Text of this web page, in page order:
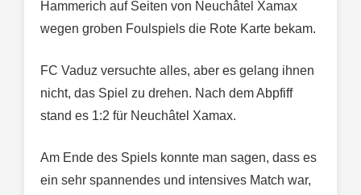
Hammerich auf Seiten von Neuchâtel Xamax
wegen groben Foulspiels die Rote Karte bekam.
FC Vaduz versuchte alles, aber es gelang ihnen
nicht, das Spiel zu drehen. Nach dem Abpfiff
stand es 1:2 für Neuchâtel Xamax.
Am Ende des Spiels konnte man sagen, dass es
ein sehr spannendes und intensives Match war,